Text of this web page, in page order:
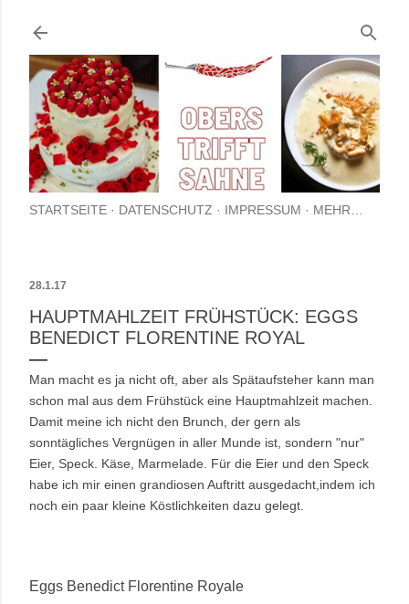
STARTSEITE DATENSCHUTZ IMPRESSUM MEHR…
28.1.17
HAUPTMAHLZEIT FRÜHSTÜCK: EGGS
BENEDICT FLORENTINE ROYAL
Man macht es ja nicht oft, aber als Spätaufsteher kann man
schon mal aus dem Frühstück eine Hauptmahlzeit machen.
Damit meine ich nicht den Brunch, der gern als
sonntägliches Vergnügen in aller Munde ist, sondern "nur"
Eier, Speck. Käse, Marmelade. Für die Eier und den Speck
habe ich mir einen grandiosen Auftritt ausgedacht,indem ich
noch ein paar kleine Köstlichkeiten dazu gelegt.
Eggs Benedict Florentine Royale